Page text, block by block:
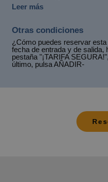
Leer más
Otras condiciones
¿Cómo puedes reservar
fecha de entrada y de salida,
pestaña "¡TARIFA
último, pulsa AÑADIR-